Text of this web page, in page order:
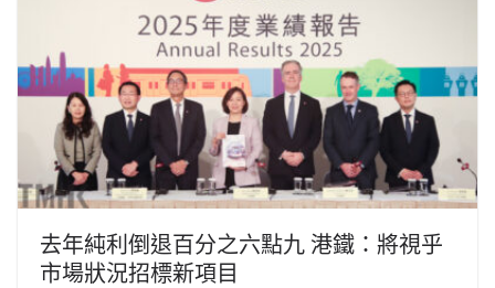
去年純利倒退百分之六點九 港鐵：將視乎
市場狀況招標新項目